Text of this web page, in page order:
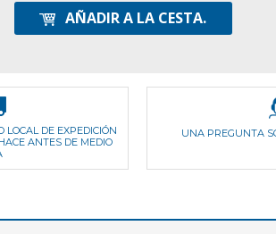
AÑADIR A LA CESTA.
LOCAL DE EXPEDICIÓN
ANTES DE MEDIO
UNA PREGUNTA